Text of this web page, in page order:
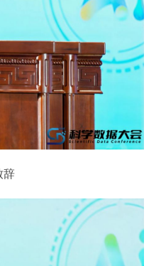
辞